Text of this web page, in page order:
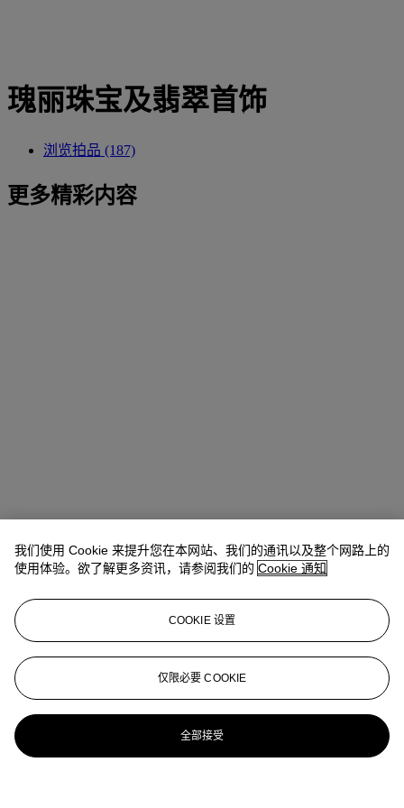
瑰丽珠宝及翡翠首饰
浏览拍品 (187)
更多精彩内容
我们使用 Cookie 来提升您在本网站、我们的通讯以及整个网路上的
使用体验。欲了解更多资讯，请参阅我们的 Cookie 通知
COOKIE 设置
仅限必要 COOKIE
全部接受